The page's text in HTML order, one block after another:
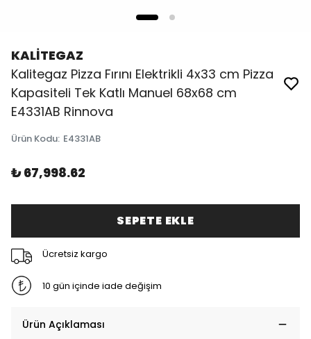
KALİTEGAZ
Kalitegaz Pizza Fırını Elektrikli 4x33 cm Pizza
Kapasiteli Tek Katlı Manuel 68x68 cm
E4331AB Rinnova
Ürün Kodu: E4331AB
₺ 67,998.62
SEPETE EKLE
Ücretsiz kargo
10 gün içinde iade değişim
Ürün Açıklaması